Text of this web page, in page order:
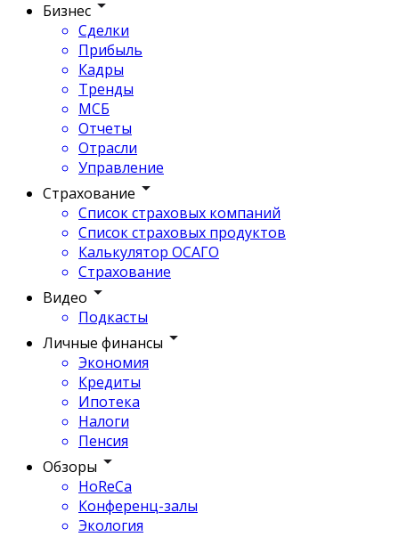
Бизнес
Сделки
Прибыль
Кадры
Тренды
МСБ
Отчеты
Отрасли
Управление
Страхование
Список страховых компаний
Список страховых продуктов
Калькулятор ОСАГО
Страхование
Видео
Подкасты
Личные финансы
Экономия
Кредиты
Ипотека
Налоги
Пенсия
Обзоры
HoReCa
Конференц-залы
Экология